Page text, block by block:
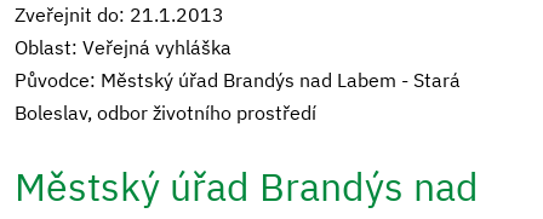
Zveřejnit do: 21.1.2013
Oblast: Veřejná vyhláška
Původce: Městský úřad Brandýs nad Labem - Stará
Boleslav, odbor životního prostředí
Městský úřad Brandýs nad